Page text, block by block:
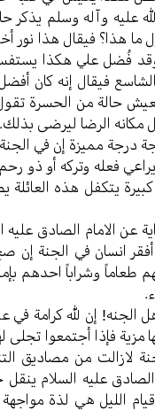
علیه وآله وسلم یذکر
ما هذا؟ فیقال هذا نور
وقد فُضل علي هکذا
فیقال إنه کان
حالة من الحسرة
مکانه الرضا لیرضی بذلك.
ممیزة إن في الجنة
فعله وترکه أو ذو
کبیرة یتکفل هذه
عن الامام الصادق علیه
انسان في الجنة إن
طعاماً وشراباً احدهم
إن لله کرامة في
مزیة فإذا أجتمعوا تجلی
لازالت من مصادیق
علیه السلام ینقل
اللیل هي لذة